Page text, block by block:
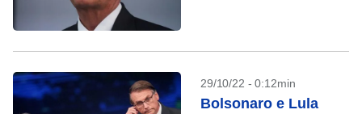
29/10/22 - 0:12min
Bolsonaro e Lula